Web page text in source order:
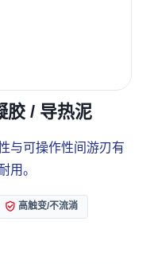
胶 / 导热泥
与可操作性间游刃有
用。
高触变/不流淌